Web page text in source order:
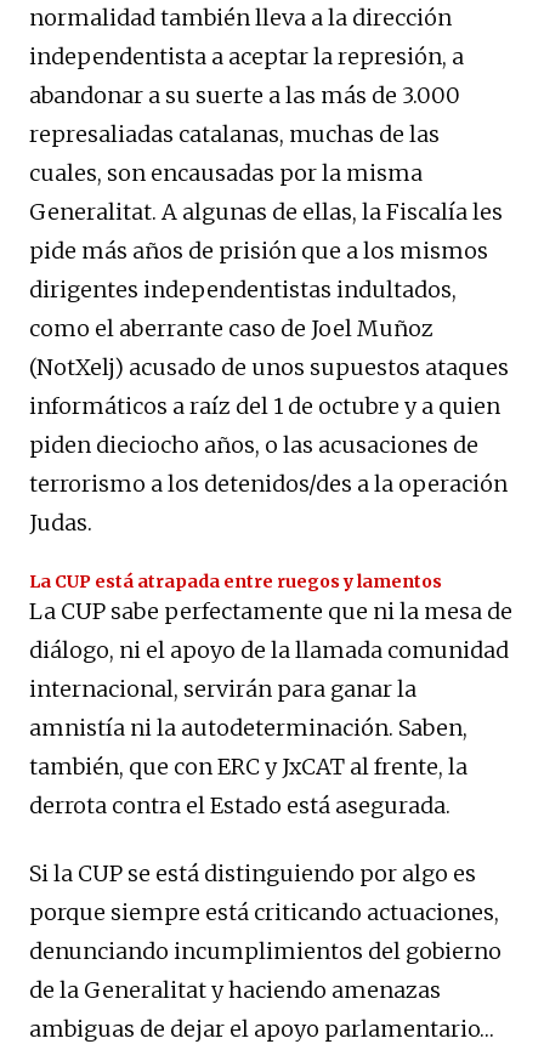
normalidad también lleva a la dirección
independentista a aceptar la represión, a
abandonar a su suerte a las más de 3.000
represaliadas catalanas, muchas de las
cuales, son encausadas por la misma
Generalitat. A algunas de ellas, la Fiscalía les
pide más años de prisión que a los mismos
dirigentes independentistas indultados,
como el aberrante caso de Joel Muñoz
(NotXelj) acusado de unos supuestos ataques
informáticos a raíz del 1 de octubre y a quien
piden dieciocho años, o las acusaciones de
terrorismo a los detenidos/des a la operación
Judas.
La CUP está atrapada entre ruegos y lamentos
La CUP sabe perfectamente que ni la mesa de
diálogo, ni el apoyo de la llamada comunidad
internacional, servirán para ganar la
amnistía ni la autodeterminación. Saben,
también, que con ERC y JxCAT al frente, la
derrota contra el Estado está asegurada.
Si la CUP se está distinguiendo por algo es
porque siempre está criticando actuaciones,
denunciando incumplimientos del gobierno
de la Generalitat y haciendo amenazas
ambiguas de dejar el apoyo parlamentario…